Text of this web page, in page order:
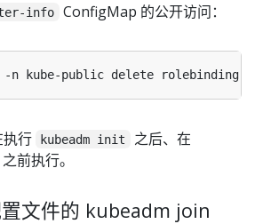
info ConfigMap 的公开访问：
行 kubeadm init 之后、在
之前执行。
文件的 kubeadm join